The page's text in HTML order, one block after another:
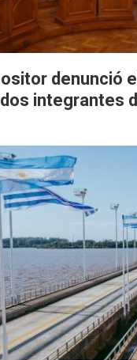
denunció
integrantes